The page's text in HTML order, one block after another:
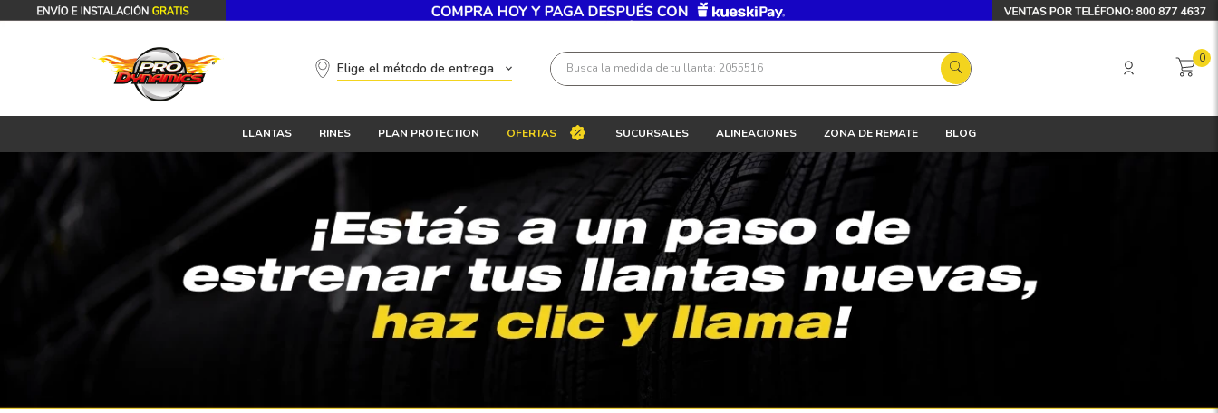
Elige el método de entrega Busca la medida de tu llanta: 2055516 0
LLANTAS RINES PLAN PROTECTION OFERTAS SUCURSALES ALINEACIONES ZONA DE REMATE BLOG
Términos más buscados
225
4.215
5 205
185
7.195 65 15